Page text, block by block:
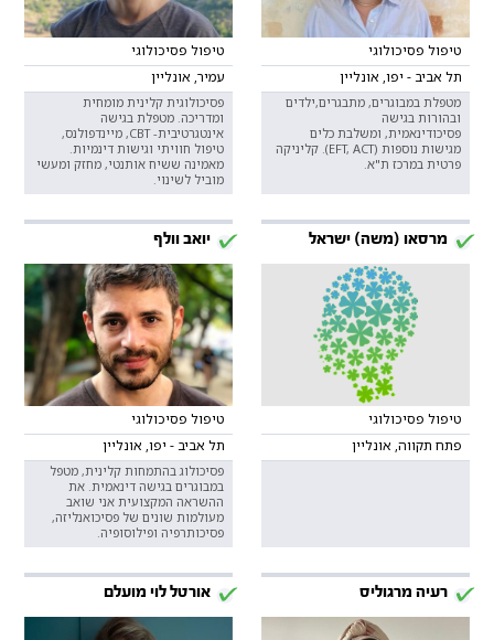
טיפול פסיכולוגי
תל אביב - יפו, אונליין
מטפלת במבוגרים, מתבגרים,ילדים
ובהורות בגישה
פסיכודינאמית, ומשלבת כלים
מגישות נוספות (EFT, ACT). קליניקה
פרטית במרכז ת"א.
טיפול פסיכולוגי
עמיר, אונליין
פסיכולוגית קלינית מומחית
ומדריכה. מטפלת בגישה
אינטגרטיבית- CBT, מיינדפולנס,
טיפול חוויתי וגישות דינמיות.
מאמינה ששיח אותנטי, מחזק ומעשי
מוביל לשינוי.
מרסאו (משה) ישראל
טיפול פסיכולוגי
פתח תקווה, אונליין
יואב וולף
טיפול פסיכולוגי
תל אביב - יפו, אונליין
פסיכולוג בהתמחות קלינית, מטפל
במבוגרים בגישה דינאמית. את
ההשראה המקצועית אני שואב
מעולמות שונים של פסיכואנליזה,
פסיכותרפיה ופילוסופיה.
רעיה מרגוליס אורטל לוי מועלם